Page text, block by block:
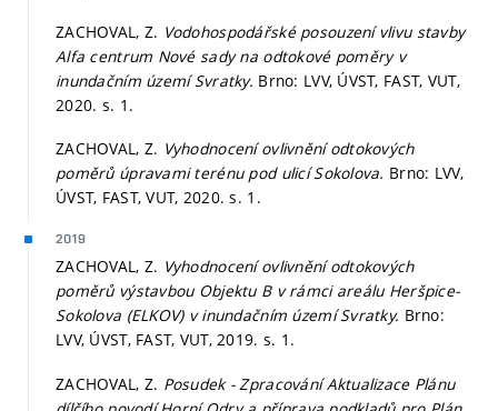
ZACHOVAL, Z. Vodohospodářské posouzení vlivu stavby
Alfa centrum Nové sady na odtokové poměry v
inundačním území Svratky. Brno: LVV, ÚVST, FAST, VUT,
2020. s. 1.
ZACHOVAL, Z. Vyhodnocení ovlivnění odtokových
poměrů úpravami terénu pod ulicí Sokolova. Brno: LVV,
ÚVST, FAST, VUT, 2020.s. 1.
2019
ZACHOVAL, Z. Vyhodnocení ovlivnění odtokových
poměrů výstavbou Objektu B v rámci areálu Heršpice-
Sokolova (ELKOV) v inundačním území Svratky. Brno:
LVV, ÚVST, FAST, VUT, 2019. s. 1.
ZACHOVAL, Z. Posudek - Zpracování Aktualizace Plánu